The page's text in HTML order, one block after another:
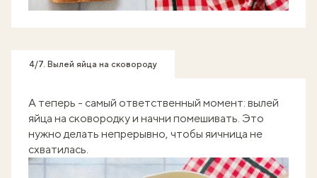
4/7. Вылей яйца на сковороду
А теперь - самый ответственный момент: вылей
яйца на сковородку и начни помешивать. Это
нужно делать непрерывно, чтобы яичница не
схватилась.